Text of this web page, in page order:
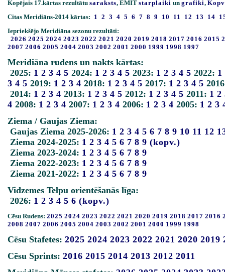
Kopējais 17.kārtas rezultātu saraksts, EMIT starplaiki un grafiki,
Citas Meridiāns-2014 kārtas: 1 2 3 4 5 6 7 8 9 10 11 12 13 14
Iepriekšējo Meridiāna sezonu rezultāti:
2026 2025 2024 2023 2022 2021 2020 2019 2018 2017 2016 2015
2007 2006 2005 2004 2003 2002 2001 2000 1999 1998 1997
Meridiāna rudens un nakts kārtas:
2025: 1 2 3 4 5 2024: 1 2 3 4 5 2023: 1 2 3 4 5 2022: 1
3 4 5 2019: 1 2 3 4 2018: 1 2 3 4 5 2017: 1 2 3 4 5
2014: 1 2 3 4 2013: 1 2 3 4 5 2012: 1 2 3 4 5 2011: 1 2
4 2008: 1 2 3 4 2007: 1 2 3 4 2006: 1 2 3 4 2005: 1 2 3
Ziema / Gaujas Ziema:
Gaujas Ziema 2025-2026: 1 2 3 4 5 6 7 8 9 10 11 12
Ziema 2024-2025: 1 2 3 4 5 6 7 8 9 (kopv.)
Ziema 2023-2024: 1 2 3 4 5 6 7 8 9
Ziema 2022-2023: 1 2 3 4 5 6 7 8 9
Ziema 2021-2022: 1 2 3 4 5 6 7 8 9
Vidzemes Telpu orientēšanās līga:
2026: 1 2 3 4 5 6 (kopv.)
Cēsu Rudens: 2025 2024 2023 2022 2021 2020 2019 2018 2017 2016
2008 2007 2006 2005 2004 2003 2002 2001 2000 1999 1998
Cēsu Stafetes: 2025 2024 2023 2022 2021 2020 2019
Cēsu Sprints: 2016 2015 2014 2013 2012 2011